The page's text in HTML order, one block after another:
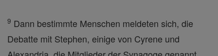
9 Dann bestimmte Menschen meldeten sich, die
Debatte mit Stephen, einige von Cyrene und